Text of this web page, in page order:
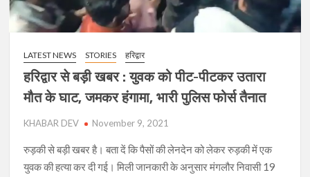
विधानसभा
चुनाव
लगी
थी
LATEST NEWS STORIES हरिद्वार
हरिद्वार से बड़ी खबर : युवक को पीट-पीटकर उतारा
मौत के घाट, जमकर हंगामा, भारी पुलिस फोर्स तैनात
KHABAR DEV November 9, 2021
रुड़की से बड़ी खबर है। बता दें कि पैसों की लेनदेन को लेकर रुड़की में एक
युवक की हत्या कर दी गई। मिली जानकारी के अनुसार मंगलौर निवासी 19